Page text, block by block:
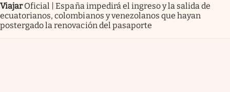
Viajar Oficial | España impedirá el ingreso y la salida de
ecuatorianos, colombianos y venezolanos que hayan
postergado la renovación del pasaporte